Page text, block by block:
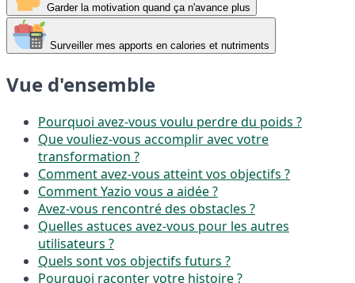
Garder la motivation quand ça n'avance plus
Surveiller mes apports en calories et nutriments
Vue d'ensemble
Pourquoi avez-vous voulu perdre du poids ?
Que vouliez-vous accomplir avec votre
transformation ?
Comment avez-vous atteint vos objectifs ?
Comment Yazio vous a aidée ?
Avez-vous rencontré des obstacles ?
Quelles astuces avez-vous pour les autres
utilisateurs ?
Quels sont vos objectifs futurs ?
Pourquoi raconter votre histoire ?